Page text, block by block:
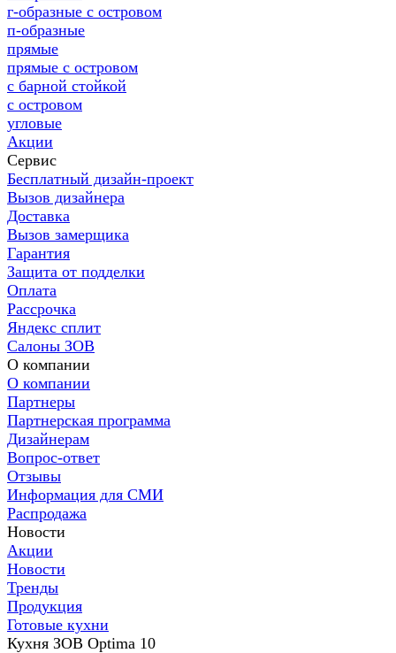
г-образные с островом
п-образные
прямые
прямые с островом
с барной стойкой
с островом
угловые
Акции
Сервис
Бесплатный дизайн-проект
Вызов дизайнера
Доставка
Вызов замерщика
Гарантия
Защита от подделки
Оплата
Рассрочка
Яндекс сплит
Салоны ЗОВ
О компании
О компании
Партнеры
Партнерская программа
Дизайнерам
Вопрос-ответ
Отзывы
Информация для СМИ
Распродажа
Новости
Акции
Новости
Тренды
Продукция
Готовые кухни
Кухня ЗОВ Optima 10